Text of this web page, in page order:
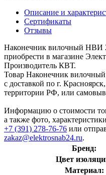
Описание и
Сертификаты
Отзывы
Наконечник вилочный НВИ
приобрести в магазине
Производитель КВТ.
Товар Наконечник
с доставкой по г.
территории РФ, или
Информацию о стоимости
а также фото,
+7 (391) 278-76-76 или
zakaz@elektrosnab24.ru.
Бренд:
Цвет
Материал: